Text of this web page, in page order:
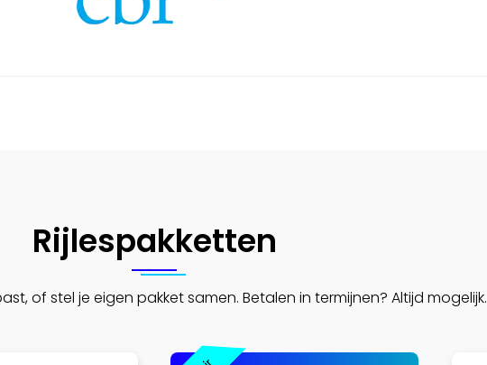
Rijlespakketten
of stel je eigen pakket samen. Betalen in termijnen? Altijd mogelijk.